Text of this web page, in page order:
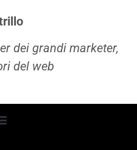
dei grandi marketer,
del web